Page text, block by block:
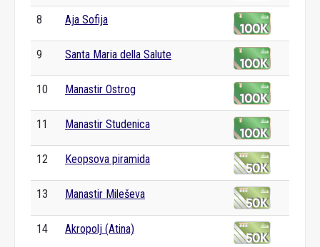
8 Aja Sofija
9 Santa Maria della Salute
10 Manastir Ostrog
11 Manastir Studenica
12 Keopsova piramida
13 Manastir Mileševa
14 Akropolj (Atina)